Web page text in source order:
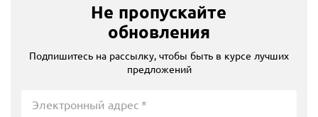
Не пропускайте
обновления
Подпишитесь на рассылку, чтобы быть в курсе лучших
предложений